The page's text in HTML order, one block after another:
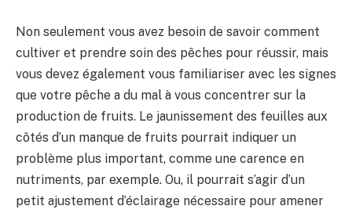
Non seulement vous avez besoin de savoir comment
cultiver et prendre soin des pêches pour réussir, mais
vous devez également vous familiariser avec les signes
que votre pêche a du mal à vous concentrer sur la
production de fruits. Le jaunissement des feuilles aux
côtés d’un manque de fruits pourrait indiquer un
problème plus important, comme une carence en
nutriments, par exemple. Ou, il pourrait s’agir d’un
petit ajustement d’éclairage nécessaire pour amener